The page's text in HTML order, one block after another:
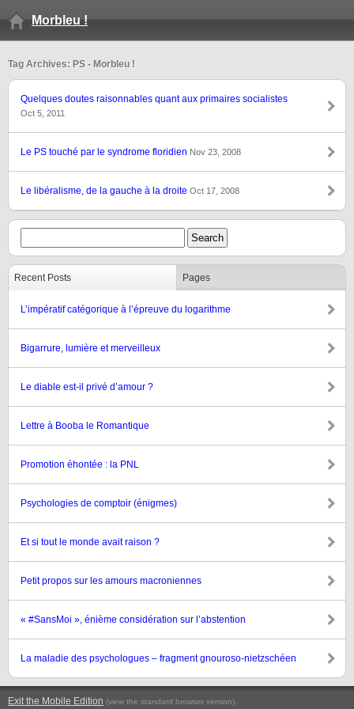
Morbleu !
Tag Archives: PS - Morbleu !
Quelques doutes raisonnables quant aux primaires socialistes
Oct 5, 2011
Le PS touché par le syndrome floridien Nov 23, 2008
Le libéralisme, de la gauche à la droite Oct 17, 2008
Recent Posts Pages
L’impératif catégorique à l’épreuve du logarithme
Bigarrure, lumière et merveilleux
Le diable est-il privé d’amour ?
Lettre à Booba le Romantique
Promotion éhontée : la PNL
Psychologies de comptoir (énigmes)
Et si tout le monde avait raison ?
Petit propos sur les amours macroniennes
« #SansMoi », énième considération sur l’abstention
La maladie des psychologues – fragment gnouroso-nietzschéen
Exit the Mobile Edition (view the standard browser version).